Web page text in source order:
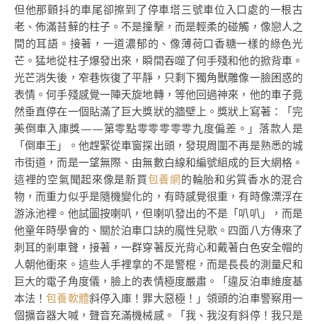
但他那顫抖的車尾卻擦到了停車塔三號車位入口處的一根古
老、佈滿苔蘚的柱子。不是撞擊，而是輕柔的碰觸，像戀人之
間的耳語。接著，一道濃郁的、像薄荷口香糖一樣的綠色光
芒。猛地從柱子爆發出來，瞬間吞噬了何手殘和他的掀背車。
光芒消失後，窄巷恢復了平靜，只剩下獨角獸雕像一臉困惑的
表情。何手殘感覺一陣天旋地轉，等他回過神來，他的車子竟
然垂直停在一個貼滿了巨大獎狀的牆壁上。獎狀上寫著：「完
美倒車入庫獎——第零點零零零零零九度偏差。」落款人是
「倒車王」。他趕緊從車窗探出頭，發現周圍不再是熟悉的城
市街道，而是一望無際、由無數白線和編號組成的巨大網格。
這裡的空氣聞起來像是新買包養網的輪胎和劣質香水的混合
物，而重力似乎是隨機變化的，有時感覺很重，有時像漂浮在
游泳池裡。他試圖按喇叭，但喇叭發出的不是「叭叭」，而是
他童年時學會的、關於泊車口訣的魔性兒歌。四面八方傳來了
刺耳的剎車聲，接著，一群穿著反光背心和戴著白色安全帽的
人朝他衝來。這些人手裡拿的不是警棍，而是長長的測量尺和
巨大的電子角度儀，臉上的表情極度嚴肅。「違反泊車維度基
本法！包養軟體斜停入庫！罪大惡極！」領頭的泊車警察用一
個擴音器大喊，聲音充滿機械感。「我、我沒有斜停！我只是